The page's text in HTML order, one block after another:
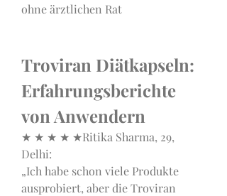
ohne ärztlichen Rat
Troviran Diätkapseln:
Erfahrungsberichte
von Anwendern
★ ★ ★ ★ ★Ritika Sharma, 29,
Delhi:
„Ich habe schon viele Produkte
ausprobiert, aber die Troviran